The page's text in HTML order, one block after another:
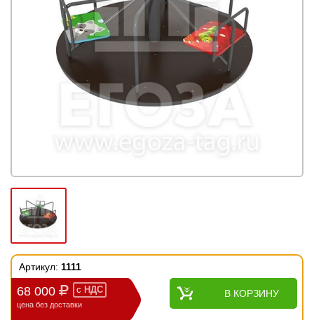
Артикул: 1111
68 000 с НДС
цена без доставки
В КОРЗИНУ